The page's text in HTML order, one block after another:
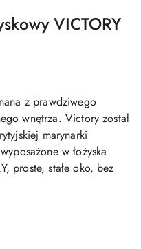
VICTORY
z prawdziwego
wnętrza. Victory został
marynarki
w łożyska
proste, stałe oko, bez